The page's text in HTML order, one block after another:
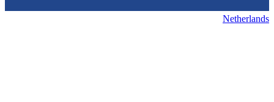
Netherlands